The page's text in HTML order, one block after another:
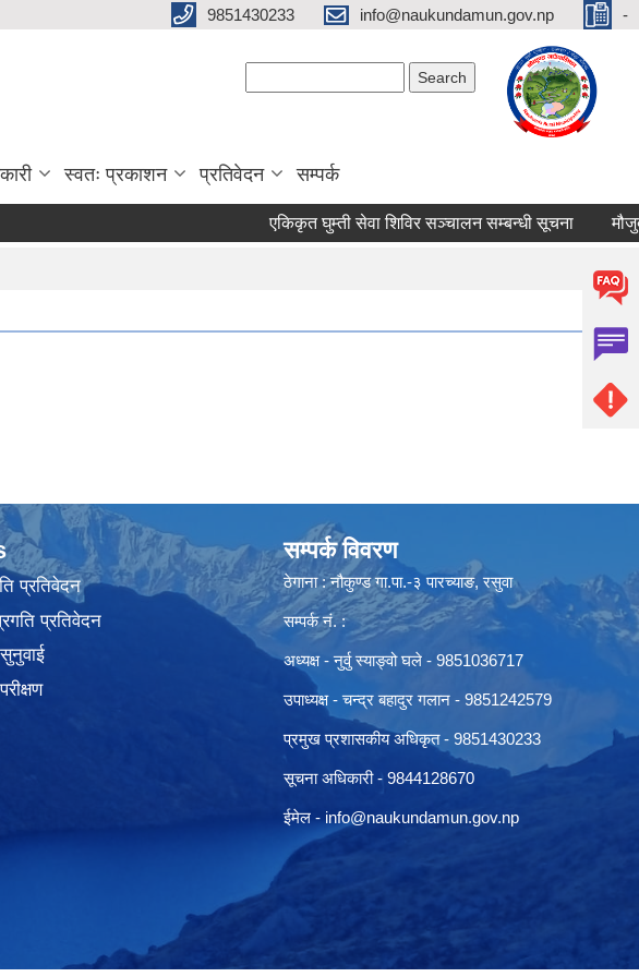
9851430233 info@naukundamun.gov.np -
स्वतः प्रकाशन प्रतिवेदन सम्पर्क
एकिकृत घुम्ती सेवा शिविर सञ्‍चालन सम्बन्धी सूचना
प्रतिवेदन
प्रतिवेदन
सम्पर्क विवरण
ठेगाना : नौकुण्ड गा.पा.-३ पारच्याङ, रसुवा
सम्पर्क नं. :
अध्यक्ष - नुर्वु स्याङ्वो घले - 9851036717
उपाध्यक्ष - चन्द्र बहादुर गलान - 9851242579
प्रमुख प्रशासकीय अधिकृत - 9851430233
सूचना अधिकारी - 9844128670
ईमेल - info@naukundamun.gov.np